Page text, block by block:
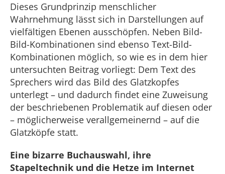
Dieses Grundprinzip menschlicher
Wahrnehmung lässt sich in Darstellungen auf
vielfältigen Ebenen ausschöpfen. Neben Bild-
Bild-Kombinationen sind ebenso Text-Bild-
Kombinationen möglich, so wie es in dem hier
untersuchten Beitrag vorliegt: Dem Text des
Sprechers wird das Bild des Glatzkopfes
unterlegt – und dadurch findet eine Zuweisung
der beschriebenen Problematik auf diesen oder
– möglicherweise verallgemeinernd – auf die
Glatzköpfe statt.
Eine bizarre Buchauswahl, ihre
Stapeltechnik und die Hetze im Internet